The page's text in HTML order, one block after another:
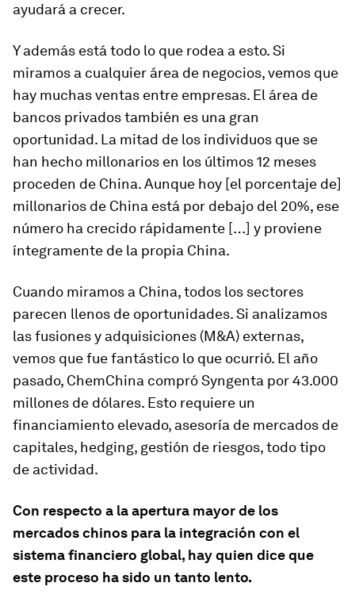
ayudará a crecer.
Y además está todo lo que rodea a esto. Si
miramos a cualquier área de negocios, vemos que
hay muchas ventas entre empresas. El área de
bancos privados también es una gran
oportunidad. La mitad de los individuos que se
han hecho millonarios en los últimos 12 meses
proceden de China. Aunque hoy [el porcentaje de]
millonarios de China está por debajo del 20%, ese
número ha crecido rápidamente […] y proviene
íntegramente de la propia China.
Cuando miramos a China, todos los sectores
parecen llenos de oportunidades. Si analizamos
las fusiones y adquisiciones (M&A) externas,
vemos que fue fantástico lo que ocurrió. El año
pasado, ChemChina compró Syngenta por 43.000
millones de dólares. Esto requiere un
financiamiento elevado, asesoría de mercados de
capitales, hedging, gestión de riesgos, todo tipo
de actividad.
Con respecto a la apertura mayor de los
mercados chinos para la integración con el
sistema financiero global, hay quien dice que
este proceso ha sido un tanto lento.